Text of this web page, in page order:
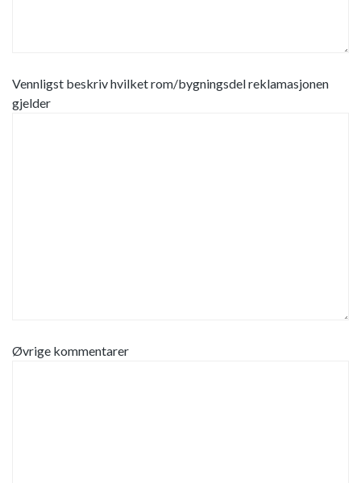
Vennligst beskriv hvilket rom/bygningsdel reklamasjonen
gjelder
Øvrige kommentarer